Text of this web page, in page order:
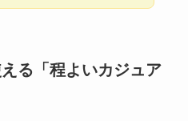
る「程よいカジュア